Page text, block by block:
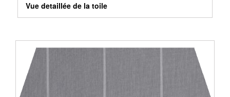
Vue detaillée de la toile